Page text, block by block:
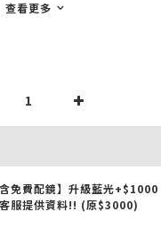
查看更多
含免費配鏡】升級藍光
服提供資料!! (原$3000)